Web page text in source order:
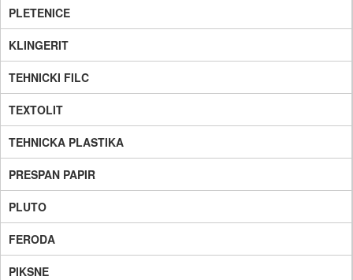
PLETENICE
KLINGERIT
TEHNICKI FILC
TEXTOLIT
TEHNICKA PLASTIKA
PRESPAN PAPIR
PLUTO
FERODA
PIKSNE